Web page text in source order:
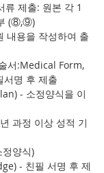
류 제출: 원본 각 1
(⑧,⑨)
내용을 작성하여 출
서:Medical Form,
서명 후 제출
- 소정양식을 이
과정 이상 성적 기
양식)
- 친필 서명 후 제